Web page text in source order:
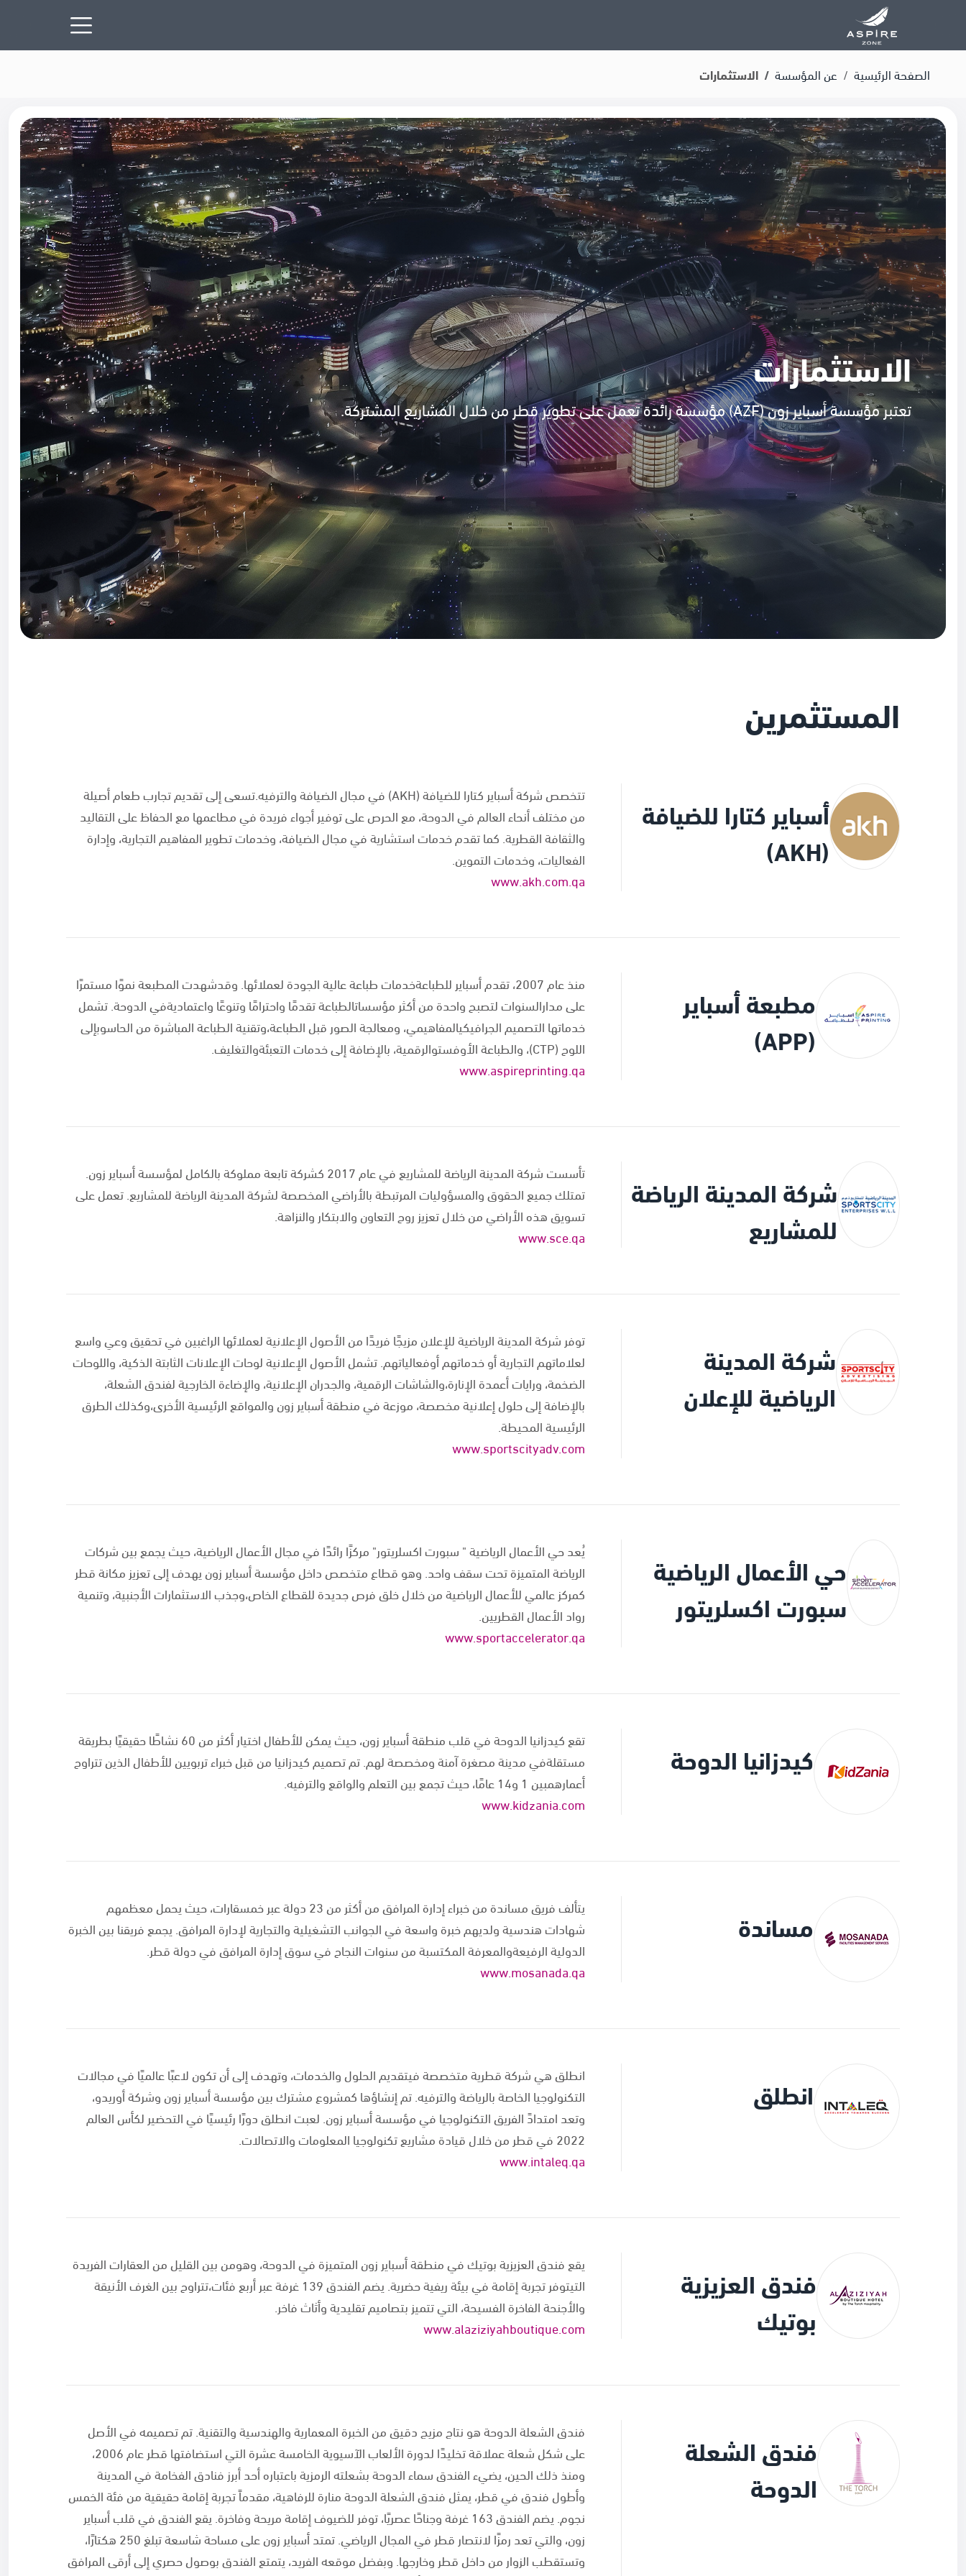
الصفحة الرئيسية عن المؤسسة الاستثمارات
الاستثمارات
تعتبر مؤسسة أسباير زون (AZF) مؤسسة رائدة تعمل على تطوير قطر من خلال المشاريع المشتركة.
المستثمرين
أسباير كتارا للضيافة
(AKH)
تتخصص شركة أسباير كتارا للضيافة (AKH) في مجال الضيافة والترفيه.تسعى إلى تقديم تجارب طعام أصيلة
من مختلف أنحاء العالم في الدوحة، مع الحرص على توفير أجواء فريدة في مطاعمها مع الحفاظ على التقاليد
والثقافة القطرية. كما تقدم خدمات استشارية في مجال الضيافة، وخدمات تطوير المفاهيم التجارية، وإدارة
الفعاليات، وخدمات التموين.
www.akh.com.qa
مطبعة أسباير
(APP)
منذ عام 2007، تقدم أسباير للطباعةخدمات طباعة عالية الجودة لعملائها. وقدشهدت المطبعة نموًا مستمرًا
على مدارالسنوات لتصبح واحدة من أكثر مؤسساتالطباعة تقدمًا واحترامًا وتنوعًا واعتماديةفي الدوحة. تشمل
خدماتها التصميم الجرافيكيالمفاهيمي، ومعالجة الصور قبل الطباعة،وتقنية الطباعة المباشرة من الحاسوبإلى
اللوح (CTP)، والطباعة الأوفستوالرقمية، بالإضافة إلى خدمات التعبئةوالتغليف.
www.aspireprinting.qa
شركة المدينة الرياضة
للمشاريع
تأسست شركة المدينة الرياضة للمشاريع في عام 2017 كشركة تابعة مملوكة بالكامل لمؤسسة أسباير زون.
تمتلك جميع الحقوق والمسؤوليات المرتبطة بالأراضي المخصصة لشركة المدينة الرياضة للمشاريع. تعمل على
تسويق هذه الأراضي من خلال تعزيز روح التعاون والابتكار والنزاهة.
www.sce.qa
شركة المدينة
الرياضية للإعلان
توفر شركة المدينة الرياضية للإعلان مزيجًا فريدًا من الأصول الإعلانية لعملائها الراغبين في تحقيق وعي واسع
لعلاماتهم التجارية أو خدماتهم أوفعالياتهم. تشمل الأصول الإعلانية لوحات الإعلانات الثابتة الذكية، واللوحات
الضخمة، ورايات أعمدة الإنارة،والشاشات الرقمية، والجدران الإعلانية، والإضاءة الخارجية لفندق الشعلة،
بالإضافة إلى حلول إعلانية مخصصة، موزعة في منطقة أسباير زون والمواقع الرئيسية الأخرى،وكذلك الطرق
الرئيسية المحيطة.
www.sportscityadv.com
حي الأعمال الرياضية
سبورت اكسلريتور
يُعد حي الأعمال الرياضية " سبورت اكسلريتور" مركزًا رائدًا في مجال الأعمال الرياضية، حيث يجمع بين شركات
الرياضة المتميزة تحت سقف واحد. وهو قطاع متخصص داخل مؤسسة أسباير زون يهدف إلى تعزيز مكانة قطر
كمركز عالمي للأعمال الرياضية من خلال خلق فرص جديدة للقطاع الخاص،وجذب الاستثمارات الأجنبية، وتنمية
رواد الأعمال القطريين.
www.sportaccelerator.qa
كيدزانيا الدوحة
تقع كيدزانيا الدوحة في قلب منطقة أسباير زون، حيث يمكن للأطفال اختيار أكثر من 60 نشاطًا حقيقيًا بطريقة
مستقلةفي مدينة مصغرة آمنة ومخصصة لهم. تم تصميم كيدزانيا من قبل خبراء تربويين للأطفال الذين تتراوح
أعمارهمبين 1 و14 عامًا، حيث تجمع بين التعلم والواقع والترفيه.
www.kidzania.com
مساندة
يتألف فريق مساندة من خبراء إدارة المرافق من أكثر من 23 دولة عبر خمسقارات، حيث يحمل معظمهم
شهادات هندسية ولديهم خبرة واسعة في الجوانب التشغيلية والتجارية لإدارة المرافق. يجمع فريقنا بين الخبرة
الدولية الرفيعةوالمعرفة المكتسبة من سنوات النجاح في سوق إدارة المرافق في دولة قطر.
www.mosanada.qa
انطلق
انطلق هي شركة قطرية متخصصة فيتقديم الحلول والخدمات، وتهدف إلى أن تكون لاعبًا عالميًا في مجالات
التكنولوجيا الخاصة بالرياضة والترفيه. تم إنشاؤها كمشروع مشترك بين مؤسسة أسباير زون وشركة أوريدو،
وتعد امتدادً الفريق التكنولوجيا في مؤسسة أسباير زون. لعبت انطلق دورًا رئيسيًا في التحضير لكأس العالم
2022 في قطر من خلال قيادة مشاريع تكنولوجيا المعلومات والاتصالات.
www.intaleq.qa
فندق العزيزية
بوتيك
يقع فندق العزيزية بوتيك في منطقة أسباير زون المتميزة في الدوحة، وهومن بين القليل من العقارات الفريدة
التيتوفر تجربة إقامة في بيئة ريفية حضرية. يضم الفندق 139 غرفة عبر أربع فئات،تتراوح بين الغرف الأنيقة
والأجنحة الفاخرة الفسيحة، التي تتميز بتصاميم تقليدية وأثاث فاخر.
www.alaziziyahboutique.com
فندق الشعلة
الدوحة
فندق الشعلة الدوحة هو نتاج مزيج دقيق من الخبرة المعمارية والهندسية والتقنية. تم تصميمه في الأصل
على شكل شعلة عملاقة تخليدًا لدورة الألعاب الآسيوية الخامسة عشرة التي استضافتها قطر عام 2006،
ومنذ ذلك الحين، يضيء الفندق سماء الدوحة بشعلته الرمزية باعتباره أحد أبرز فنادق الفخامة في المدينة
وأطول فندق في قطر، يمثل فندق الشعلة الدوحة منارة للرفاهية، مقدماً تجربة إقامة حقيقية من فئة الخمس
نجوم. يضم الفندق 163 غرفة وجناحًا عصريًا، توفر للضيوف إقامة مريحة وفاخرة. يقع الفندق في قلب أسباير
زون، والتي تعد رمزًا لانتصار قطر في المجال الرياضي. تمتد أسباير زون على مساحة شاسعة تبلغ 250 هكتارًا،
وتستقطب الزوار من داخل قطر وخارجها. وبفضل موقعه الفريد، يتمتع الفندق بوصول حصري إلى أرقى المرافق